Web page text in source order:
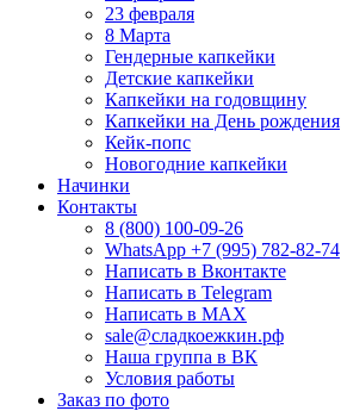
23 февраля
8 Марта
Гендерные капкейки
Детские капкейки
Капкейки на годовщину
Капкейки на День рождения
Кейк-попс
Новогодние капкейки
Начинки
Контакты
8 (800) 100-09-26
WhatsApp +7 (995) 782-82-74
Написать в Вконтакте
Написать в Telegram
Написать в MAX
sale@сладкоежкин.рф
Наша группа в ВК
Условия работы
Заказ по фото